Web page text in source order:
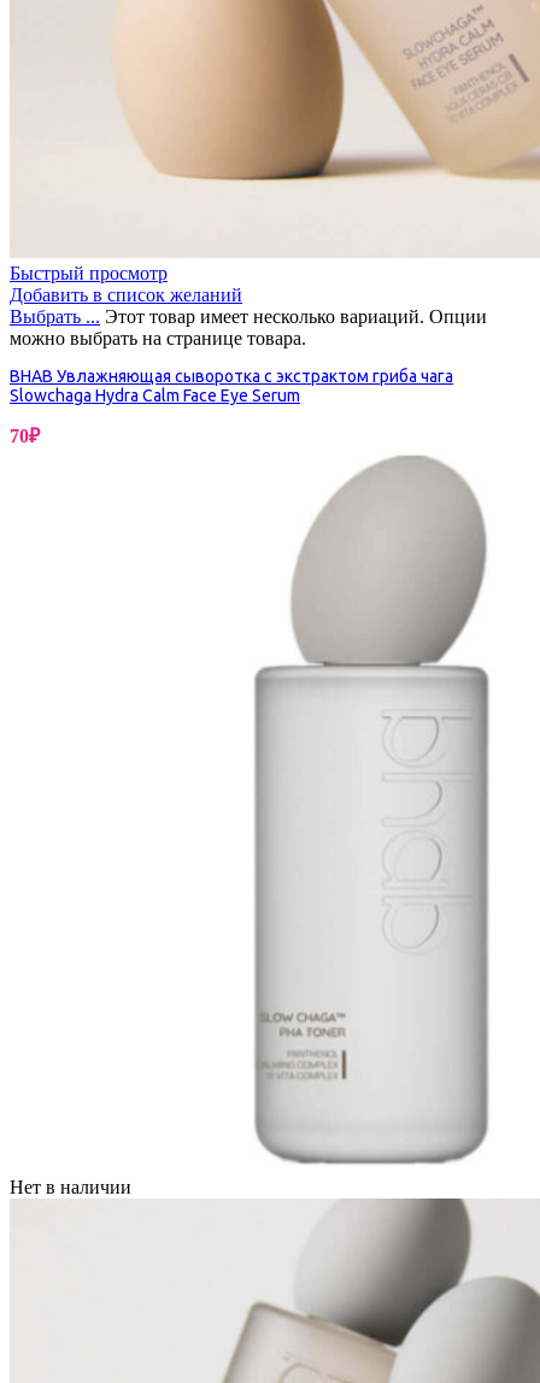
Быстрый просмотр
Добавить в список желаний
Выбрать ... Этот товар имеет несколько вариаций. Опции
можно выбрать на странице товара.
BHAB Увлажняющая сыворотка с экстрактом гриба чага
Slowchaga Hydra Calm Face Eye Serum
70₽
Нет в наличии